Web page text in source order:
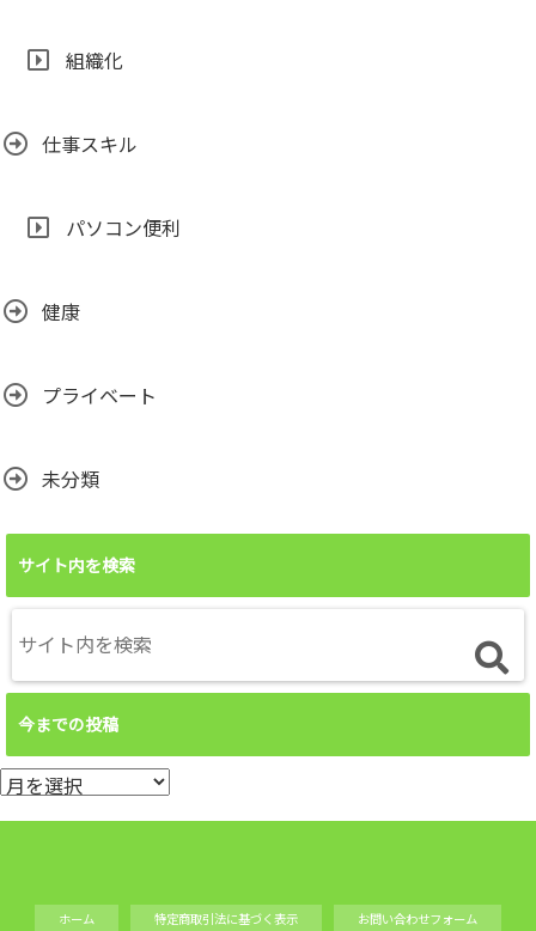
組織化
仕事スキル
パソコン便利
健康
プライベート
未分類
サイト内を検索
今までの投稿
今
ホーム 特定商取引法に基づく表示 お問い合わせフォーム